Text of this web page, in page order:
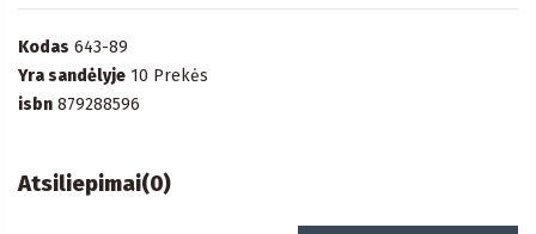
Kodas 643-89
Yra sandėlyje 10 Prekės
isbn 879288596
Atsiliepimai(0)